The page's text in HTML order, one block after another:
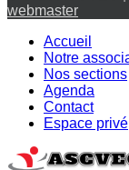
webmaster
Accueil
Notre
Nos sections
Agenda
Contact
Espace privé